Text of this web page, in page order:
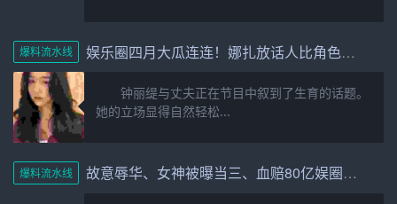
爆料流水线 娱乐圈四月大瓜连连！娜扎放话人比角色美全红婵遭网暴报警内幕
钟丽缇与丈夫正在节目中叙到了生育的话题。
她的立场显得自然轻松...
爆料流水线 故意辱华、女神被曝当三、血赔80亿娱圈的瓜一个比一个劲爆